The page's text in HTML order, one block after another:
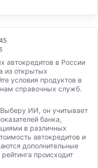
автокредитов в России
из открытых
условия продуктов в
справочных служб.
Выберу ИИ, он учитывает
банка,
в различных
автокредитов и
дополнительные
происходит